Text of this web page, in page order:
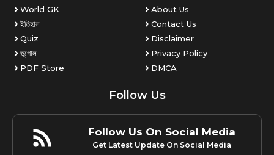
World GK
ইতিহাস
Quiz
ভূগোল
PDF Store
About Us
Contact Us
Disclaimer
Privacy Policy
DMCA
Follow Us
Follow Us On Social Media
Get Latest Update On Social Media